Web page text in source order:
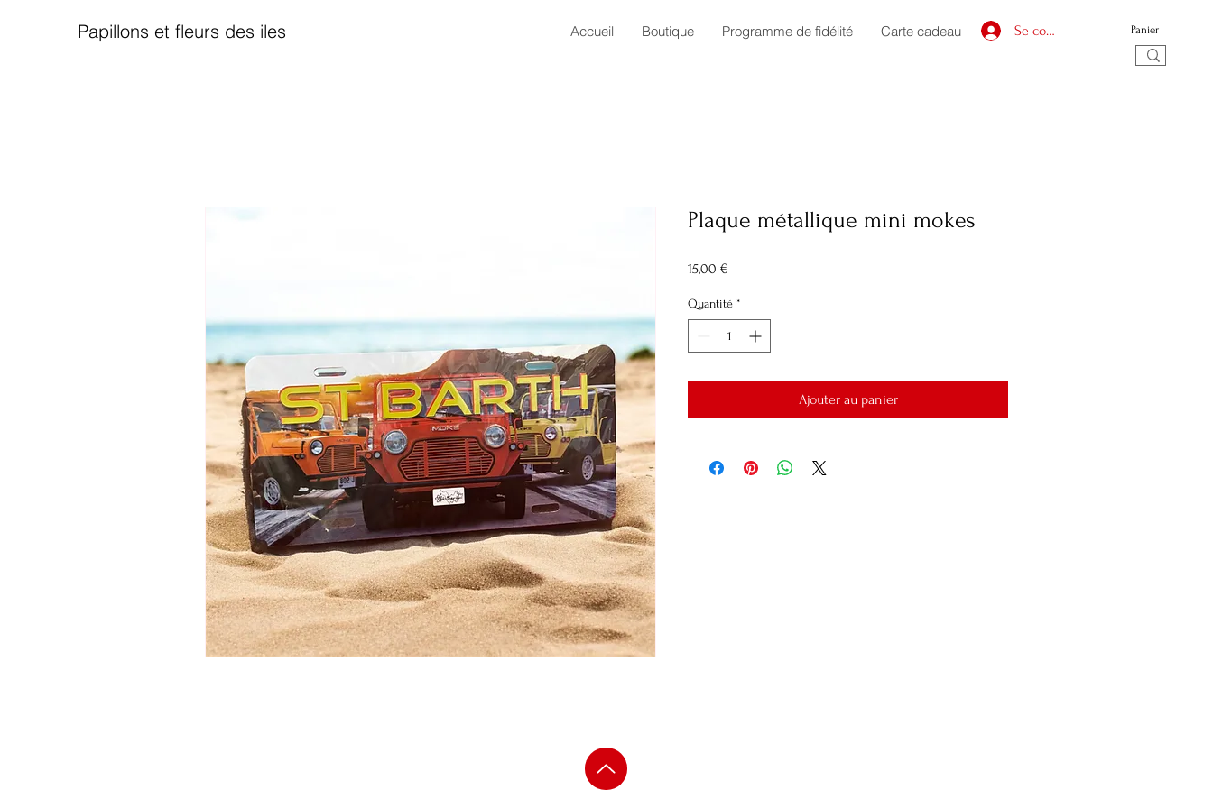
Papillons et fleurs des iles Accueil Boutique Programme de fidélité Carte cadeau Se connecter Panier
Plaque métallique mini mokes
15,00 €
Quantité *
Ajouter au panier